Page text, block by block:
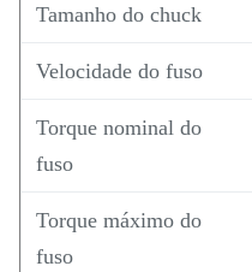
Tamanho do chuck
Velocidade do fuso
Torque nominal do
fuso
Torque máximo do
fuso